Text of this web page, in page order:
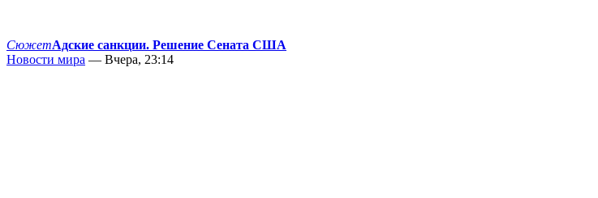
СюжетАдские санкции. Решение Сената США
Новости мира — Вчера, 23:14